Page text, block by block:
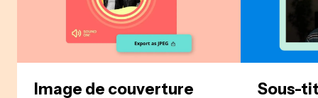
Image de couverture Sous-